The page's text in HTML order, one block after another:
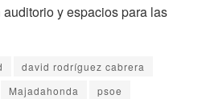
y espacios para las
david rodríguez cabrera
Majadahonda psoe